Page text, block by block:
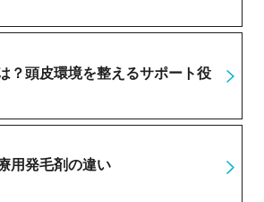
？頭皮環境を整えるサポート役
用発毛剤の違い